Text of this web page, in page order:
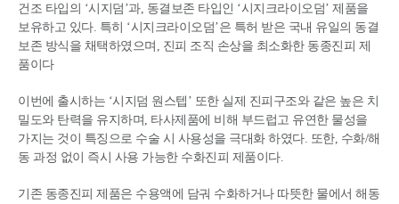
건조 타입의 ‘시지덤’과, 동결보존 타입인 ‘시지크라이오덤’ 제품을
보유하고 있다. 특히 ‘시지크라이오덤’은 특허 받은 국내 유일의 동결
보존 방식을 채택하였으며, 진피 조직 손상을 최소화한 동종진피 제
품이다
이번에 출시하는 ‘시지덤 원스텝’ 또한 실제 진피구조와 같은 높은 치
밀도와 탄력을 유지하며, 타사제품에 비해 부드럽고 유연한 물성을
가지는 것이 특징으로 수술 시 사용성을 극대화 하였다. 또한, 수화/해
동 과정 없이 즉시 사용 가능한 수화진피 제품이다.
기존 동종진피 제품은 수용액에 담궈 수화하거나 따뜻한 물에서 해동